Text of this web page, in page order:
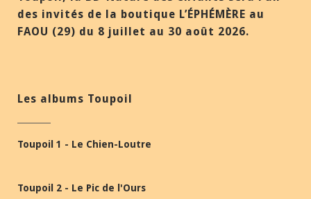
des invités de la boutique L’ÉPHÉMÈRE au
FAOU (29) du 8 juillet au 30 août 2026.
Les albums Toupoil
Toupoil 1 - Le Chien-Loutre
Toupoil 2 - Le Pic de l'Ours